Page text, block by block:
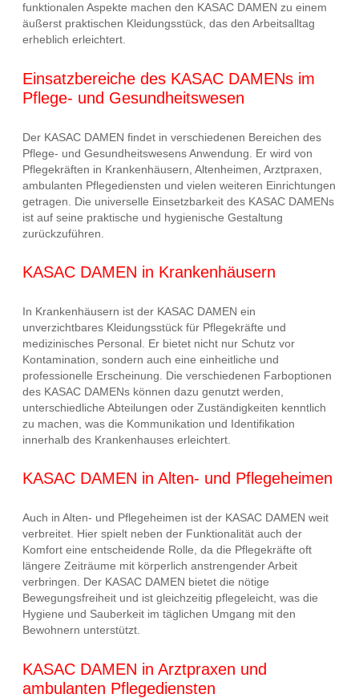
funktionalen Aspekte machen den KASAC DAMEN zu einem
äußerst praktischen Kleidungsstück, das den Arbeitsalltag
erheblich erleichtert.
Einsatzbereiche des KASAC DAMENs im
Pflege- und Gesundheitswesen
Der KASAC DAMEN findet in verschiedenen Bereichen des
Pflege- und Gesundheitswesens Anwendung. Er wird von
Pflegekräften in Krankenhäusern, Altenheimen, Arztpraxen,
ambulanten Pflegediensten und vielen weiteren Einrichtungen
getragen. Die universelle Einsetzbarkeit des KASAC DAMENs
ist auf seine praktische und hygienische Gestaltung
zurückzuführen.
KASAC DAMEN in Krankenhäusern
In Krankenhäusern ist der KASAC DAMEN ein
unverzichtbares Kleidungsstück für Pflegekräfte und
medizinisches Personal. Er bietet nicht nur Schutz vor
Kontamination, sondern auch eine einheitliche und
professionelle Erscheinung. Die verschiedenen Farboptionen
des KASAC DAMENs können dazu genutzt werden,
unterschiedliche Abteilungen oder Zuständigkeiten kenntlich
zu machen, was die Kommunikation und Identifikation
innerhalb des Krankenhauses erleichtert.
KASAC DAMEN in Alten- und Pflegeheimen
Auch in Alten- und Pflegeheimen ist der KASAC DAMEN weit
verbreitet. Hier spielt neben der Funktionalität auch der
Komfort eine entscheidende Rolle, da die Pflegekräfte oft
längere Zeiträume mit körperlich anstrengender Arbeit
verbringen. Der KASAC DAMEN bietet die nötige
Bewegungsfreiheit und ist gleichzeitig pflegeleicht, was die
Hygiene und Sauberkeit im täglichen Umgang mit den
Bewohnern unterstützt.
KASAC DAMEN in Arztpraxen und
ambulanten Pflegediensten